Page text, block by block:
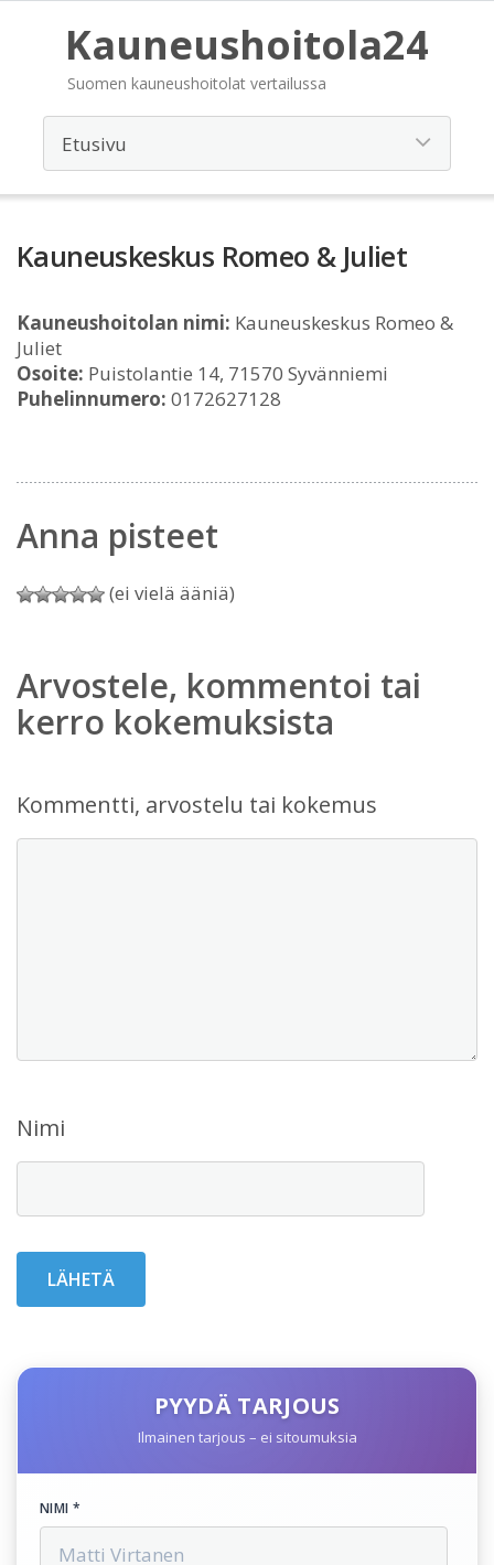
Kauneushoitola24
Suomen kauneushoitolat vertailussa
Kauneuskeskus Romeo & Juliet
Kauneushoitolan nimi: Kauneuskeskus Romeo &
Juliet
Osoite: Puistolantie 14, 71570 Syvänniemi
Puhelinnumero: 0172627128
Anna pisteet
(ei vielä ääniä)
Arvostele, kommentoi tai
kerro kokemuksista
Kommentti, arvostelu tai kokemus
Nimi
PYYDÄ TARJOUS
Ilmainen tarjous – ei sitoumuksia
NIMI *